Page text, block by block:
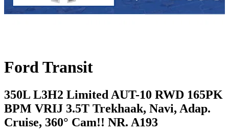
Ford Transit
350L L3H2 Limited AUT-10 RWD 165PK
BPM VRIJ 3.5T Trekhaak, Navi, Adap.
Cruise, 360° Cam!! NR. A193